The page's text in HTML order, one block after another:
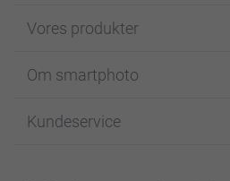
Vores produkter
Fotokort
Fotobøger
Om smartphoto
For affiliate
Kundeservice